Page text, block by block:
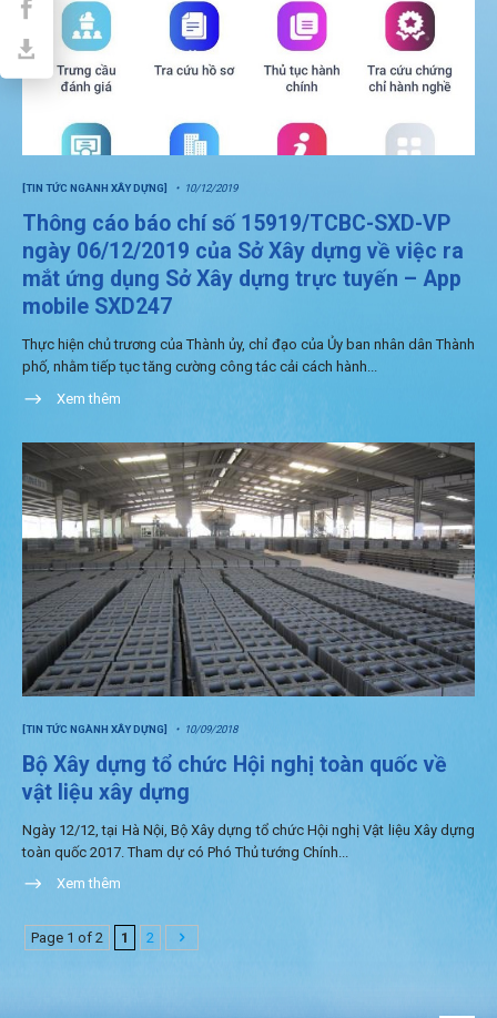
[TIN TỨC NGÀNH XÂY DỰNG] 10/12/2019
Thông cáo báo chí số 15919/TCBC-SXD-VP
ngày 06/12/2019 của Sở Xây dựng về việc ra
mắt ứng dụng Sở Xây dựng trực tuyến – App
mobile SXD247
Thực hiện chủ trương của Thành ủy, chỉ đạo của Ủy ban nhân dân Thành
phố, nhằm tiếp tục tăng cường công tác cải cách hành...
Xem thêm
[TIN TỨC NGÀNH XÂY DỰNG] 10/09/2018
Bộ Xây dựng tổ chức Hội nghị toàn quốc về
vật liệu xây dựng
Ngày 12/12, tại Hà Nội, Bộ Xây dựng tổ chức Hội nghị Vật liệu Xây dựng
toàn quốc 2017. Tham dự có Phó Thủ tướng Chính...
Xem thêm
Page 1 of 2 1 2